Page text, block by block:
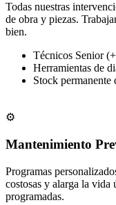
Todas nuestras
de obra y piezas.
bien.
Técnicos Senior
Herramientas de
Stock permanente
⚙️
Mantenimiento
Programas
costosas y alarga la vida
programadas.